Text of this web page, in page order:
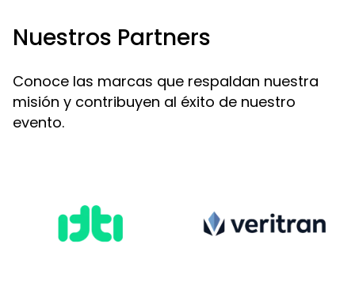
Nuestros Partners
Conoce las marcas que respaldan nuestra
misión y contribuyen al éxito de nuestro
evento.